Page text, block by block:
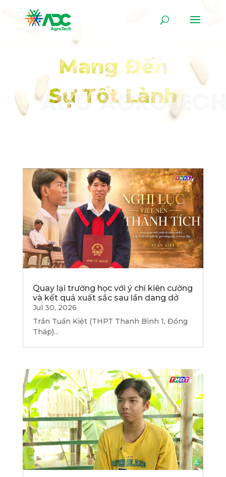
Mang Đến
Sự Tốt Lành
Quay lại trường học với ý chí kiên cường
và kết quả xuất sắc sau lần dang dở
Jul 30, 2026
Trần Tuấn Kiệt (THPT Thanh Bình 1, Đồng
Tháp)...